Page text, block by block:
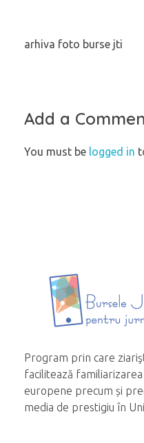
arhiva foto burse jti
Add a
You must be logged in
Program prin care
facilitează
europene precum și
media de prestigiu în